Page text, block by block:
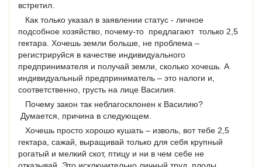
встретил.
Как только указал в заявлении статус - личное
подсобное хозяйство, почему-то предлагают только 2,5
гектара. Хочешь земли больше, не проблема –
регистрируйся в качестве индивидуального
предпринимателя и получай земли, сколько хочешь. А
индивидуальный предприниматель – это налоги и,
соответственно, грусть на лице Василия.
Почему закон так неблагосклонен к Василию?
Думается, причина в следующем.
Хочешь просто хорошо кушать – изволь, вот тебе 2,5
гектара, сажай, выращивай только для себя крупный
рогатый и мелкий скот, птицу и ни в чем себе не